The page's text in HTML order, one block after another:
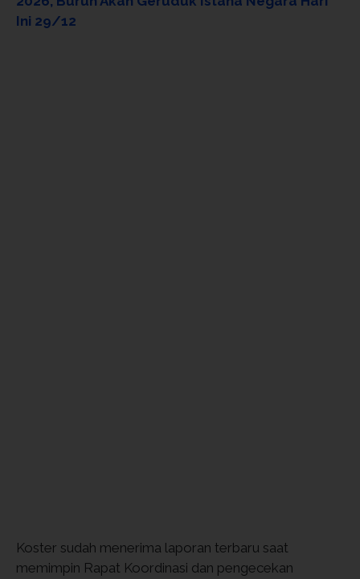
Ini 29/12
Koster sudah menerima laporan terbaru saat
memimpin Rapat Koordinasi dan pengecekan